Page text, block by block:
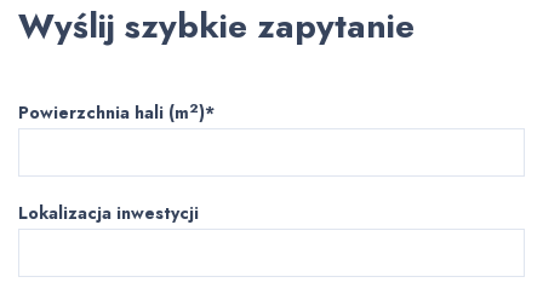
Wyślij szybkie zapytanie
Powierzchnia hali (m2)*
Lokalizacja inwestycji